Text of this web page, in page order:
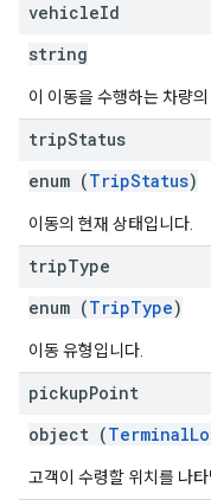
vehicleId
string
이 이동을 수행하는 차량의
tripStatus
enum (TripStatus)
이동의 현재 상태입니다.
tripType
enum (TripType)
이동 유형입니다.
pickupPoint
object (
고객이 수령할 위치를 나타